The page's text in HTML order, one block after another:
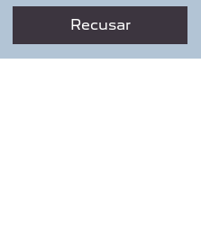
TÉCNICA
Recusar